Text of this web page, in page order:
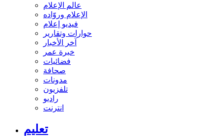
عالم الإعلام
الإعلام وروّاده
فيديو إعلام
حوارات وتقارير
آخر الأخبار
خبرة عمر
فضائيات
صحافة
مدونات
تلفزيون
راديو
انترنت
تعليم